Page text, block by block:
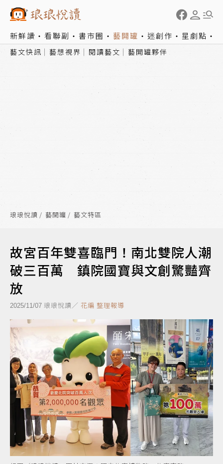
新鮮讀 看聯副 書市圈 藝開罐 迷創作 星劇點
藝文快訊 藝想視界 閱讀藝文 藝開罐夥伴
琅琅悅讀 藝開罐 藝文特區
故宮百年雙喜臨門！南北雙院人潮
破三百萬 鎮院國寶與文創驚豔齊
放
2025/11/07 琅琅悅讀／ 花編 整理報導